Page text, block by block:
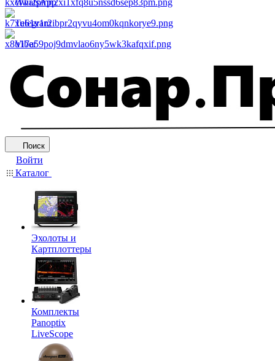
WhatsApp
Telegram
Viber
Поиск
Войти
Каталог
Эхолоты и
Картплоттеры
Комплекты
Panoptix
LiveScope